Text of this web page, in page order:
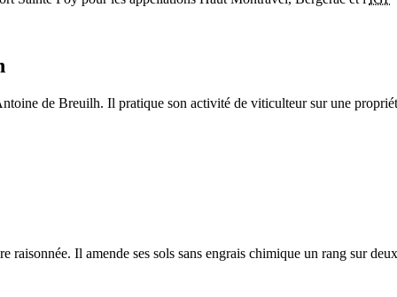
de Breuilh. Il pratique son activité de viticulteur sur une
Il amende ses sols sans engrais chimique un rang sur